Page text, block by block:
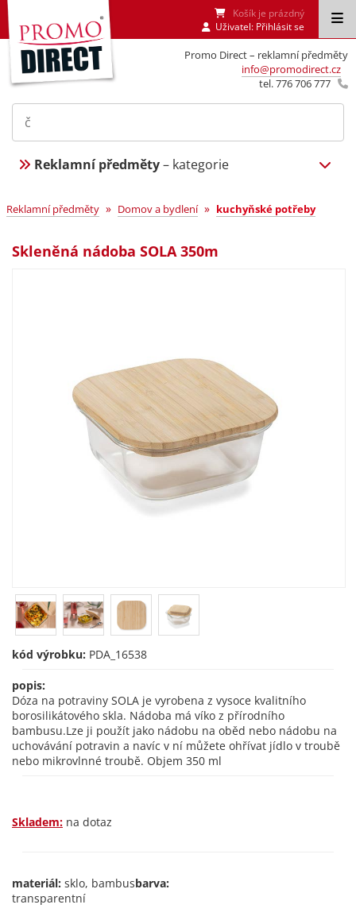
Promo Direct – reklamní předměty
info@promodirect.cz
tel. 776 706 777
Košík je prázdný
Uživatel: Přihlásit se
Reklamní předměty– kategorie
Reklamní předměty » Domov a bydlení» kuchyňské potřeby
Skleněná nádoba SOLA 350m
kód výrobku: PDA_16538
popis:
Dóza na potraviny SOLA je vyrobena z vysoce kvalitního
borosilikátového skla. Nádoba má víko z přírodního
bambusu.Lze ji použít jako nádobu na oběd nebo nádobu na
uchovávání potravin a navíc v ní můžete ohřívat jídlo v troubě
nebo mikrovlnné troubě. Objem 350 ml
Skladem: na dotaz
materiál: sklo, bambusbarva:
transparentní